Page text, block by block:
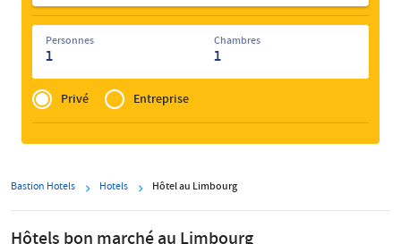
Personnes
1
Chambres
1
Privé
of
Zakelijk
Privé Entreprise
Bastion Hotels Hotels Hôtel au Limbourg
Hôtels bon marché au Limbourg